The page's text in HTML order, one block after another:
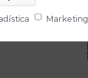
Marketing